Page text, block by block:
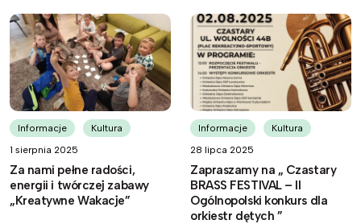
Informacje
Kultura
1 sierpnia 2025
Za nami pełne radości,
energii i twórczej zabawy
„Kreatywne Wakacje”
Informacje
Kultura
28 lipca 2025
Zapraszamy na „ Czastary
BRASS FESTIVAL – II
Ogólnopolski konkurs dla
orkiestr dętych ”